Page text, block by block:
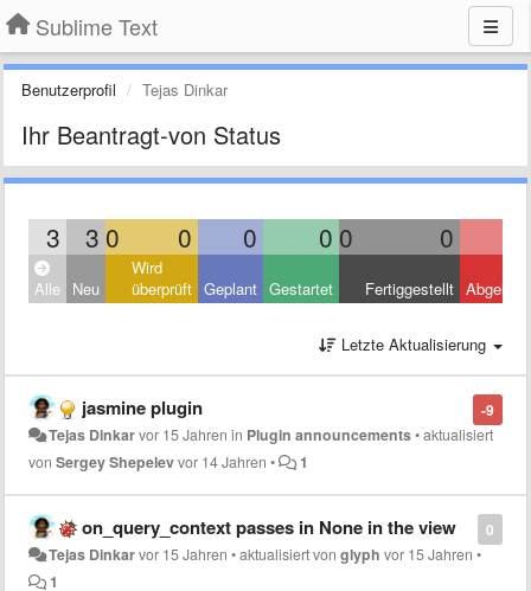
Sublime Text
Benutzerprofil Tejas Dinkar
Ihr Beantragt-von Status
3 3 0 0 0 0 0 0
Alle Neu
Wird
überprüft Geplant Gestartet Fertiggestellt
Letzte Aktualisierung
-9
jasmine plugin
Tejas Dinkarvor 15 Jahren in Plugin announcements•aktualisiert
von Sergey Shepelevvor 14 Jahren • 1
0
on_query_context passes in None in the view
Tejas Dinkarvor 15 Jahren •aktualisiert vonglyph vor 15 Jahren •
1